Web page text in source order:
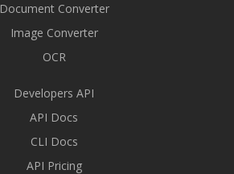
Document Converter
Image Converter
OCR
Developers API
API Docs
CLI Docs
API Pricing